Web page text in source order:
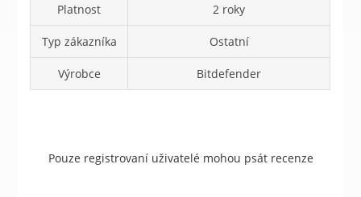
Platnost 2 roky
Typ zákazníka Ostatní
Výrobce Bitdefender
Pouze registrovaní uživatelé mohou psát recenze